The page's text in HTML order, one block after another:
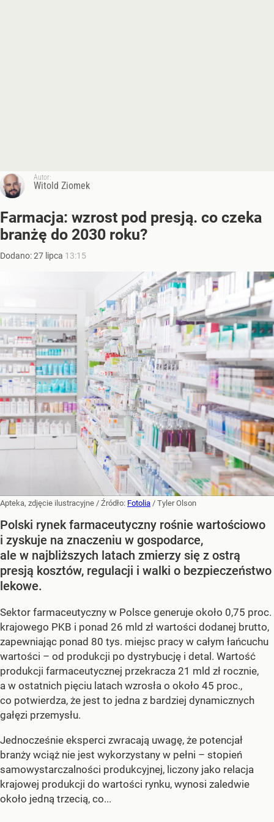
Autor:
Witold Ziomek
Farmacja: wzrost pod presją. co czeka
branżę do 2030 roku?
Dodano:27 lipca 13:15
Apteka, zdjęcie ilustracyjne / Źródło: Fotolia / Tyler Olson
Polski rynek farmaceutyczny rośnie wartościowo
i zyskuje na znaczeniu w gospodarce,
ale w najbliższych latach zmierzy się z ostrą
presją kosztów, regulacji i walki o bezpieczeństwo
lekowe.
Sektor farmaceutyczny w Polsce generuje około 0,75 proc.
krajowego PKB i ponad 26 mld zł wartości dodanej brutto,
zapewniając ponad 80 tys. miejsc pracy w całym łańcuchu
wartości – od produkcji po dystrybucję i detal. Wartość
produkcji farmaceutycznej przekracza 21 mld zł rocznie,
a w ostatnich pięciu latach wzrosła o około 45 proc.,
co potwierdza, że jest to jedna z bardziej dynamicznych
gałęzi przemysłu.
Jednocześnie eksperci zwracają uwagę, że potencjał
branży wciąż nie jest wykorzystany w pełni – stopień
samowystarczalności produkcyjnej, liczony jako relacja
krajowej produkcji do wartości rynku, wynosi zaledwie
około jedną trzecią, co...